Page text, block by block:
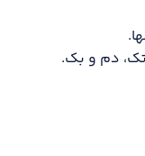
تک، دم و بک.